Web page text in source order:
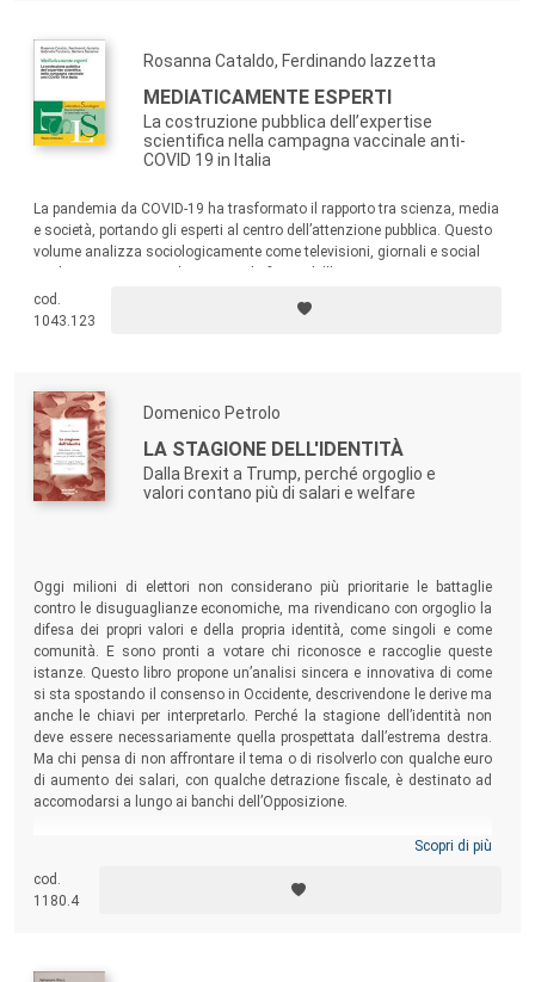
Rosanna Cataldo, Ferdinando Iazzetta
MEDIATICAMENTE ESPERTI
La costruzione pubblica dell’expertise
scientifica nella campagna vaccinale anti-
COVID 19 in Italia
La pandemia da COVID-19 ha trasformato il rapporto tra scienza, media
e società, portando gli esperti al centro dell’attenzione pubblica. Questo
volume analizza sociologicamente come televisioni, giornali e social
ritratto complesso dell’expertise contemporanea, sospesa tra rigore
scientifico e logiche mediatiche.
cod.
1043.123
Domenico Petrolo
LA STAGIONE DELL'IDENTITÀ
Dalla Brexit a Trump, perché orgoglio e
valori contano più di salari e welfare
Oggi milioni di elettori non considerano più prioritarie le battaglie
contro le disuguaglianze economiche, ma rivendicano con orgoglio la
difesa dei propri valori e della propria identità, come singoli e come
comunità. E sono pronti a votare chi riconosce e raccoglie queste
istanze. Questo libro propone un’analisi sincera e innovativa di come
si sta spostando il consenso in Occidente, descrivendone le derive ma
anche le chiavi per interpretarlo. Perché la stagione dell’identità non
deve essere necessariamente quella prospettata dall’estrema destra.
Ma chi pensa di non affrontare il tema o di risolverlo con qualche euro
di aumento dei salari, con qualche detrazione fiscale, è destinato ad
accomodarsi a lungo ai banchi dell’Opposizione.
Scopri di più
cod.
1180.4